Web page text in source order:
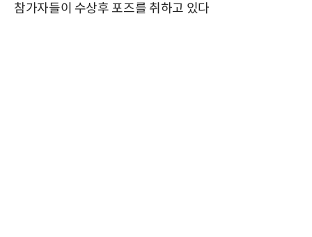
참가자들이 수상후 포즈를 취하고 있다